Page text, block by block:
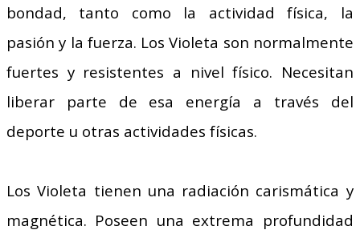
bondad, tanto como la actividad física, la
pasión y la fuerza. Los Violeta son normalmente
fuertes y resistentes a nivel físico. Necesitan
liberar parte de esa energía a través del
deporte u otras actividades físicas.
Los Violeta tienen una radiación carismática y
magnética. Poseen una extrema profundidad